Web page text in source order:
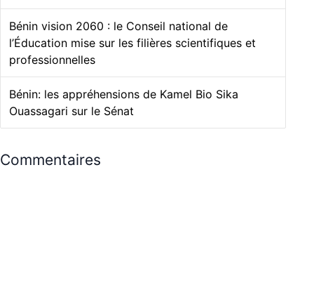
Bénin vision 2060 : le Conseil national de
l’Éducation mise sur les filières scientifiques et
professionnelles
Bénin: les appréhensions de Kamel Bio Sika
Ouassagari sur le Sénat
Commentaires